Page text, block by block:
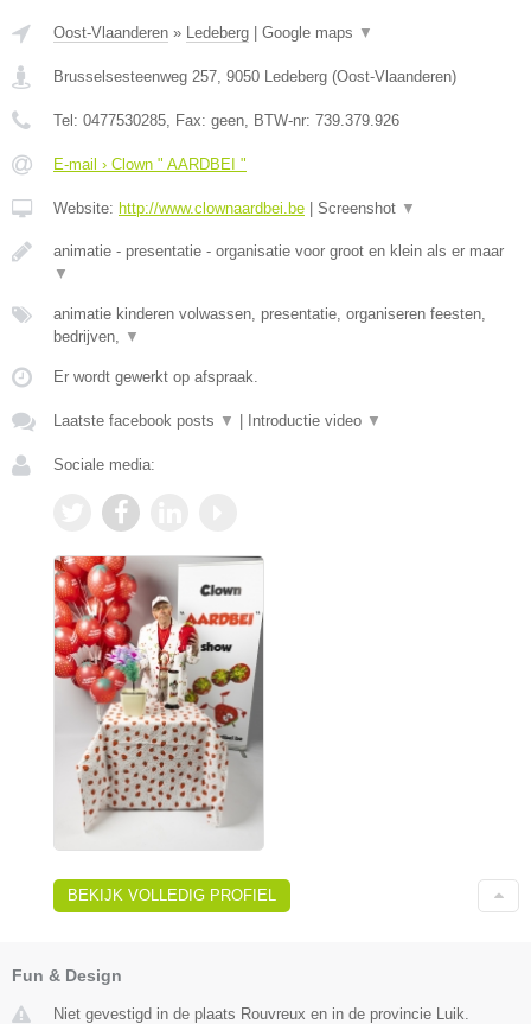
Oost-Vlaanderen » Ledeberg | Google maps ▼
Brusselsesteenweg 257 9050 Ledeberg (Oost-Vlaanderen)
Tel: 0477530285 , Fax: geen , BTW-nr: 739.379.926
E-mail › Clown " AARDBEI "
Website: http://www.clownaardbei.be | Screenshot ▼
animatie - presentatie - organisatie voor groot en klein als er maar
▼
animatie kinderen volwassen, presentatie, organiseren feesten,
bedrijven,
▼
Er wordt gewerkt op afspraak.
Laatste facebook posts ▼ | Introductie video ▼
Sociale media:
BEKIJK VOLLEDIG PROFIEL
Fun & Design
Niet gevestigd in de plaats Rouvreux en in de provincie Luik.